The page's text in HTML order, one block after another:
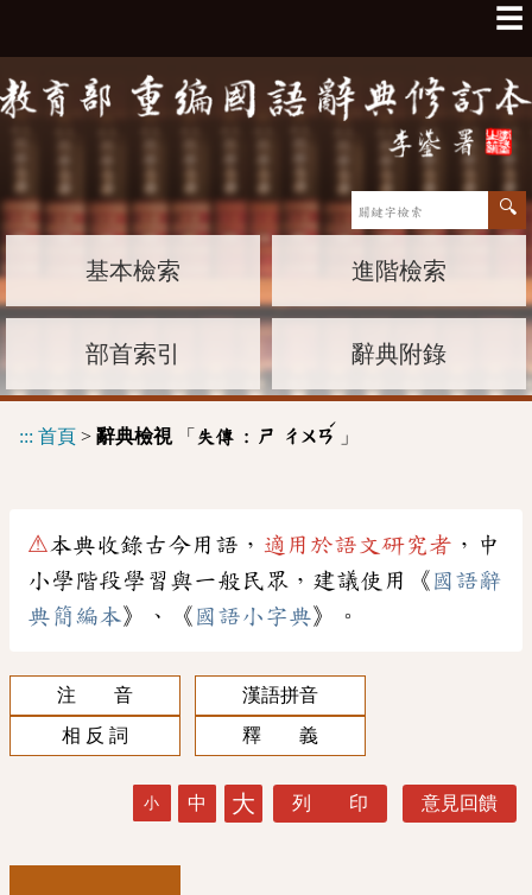
☰
基本檢索 進階檢索
部首索引 辭典附錄
::: 首頁 > 辭典檢視「 失傳 : ㄕ ㄔㄨㄢ
ˊ
」
⚠本典收錄古今用語， 適用於語文研究者 ，中
小學階段學習與一般民眾，建議使用《 國語辭
典簡編本》、《 國語小字典》。
注 音
漢語拼音
相 反 詞
釋 義
小 中 大 列 印 意見回饋